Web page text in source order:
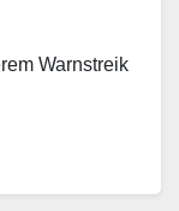
Warnstreik